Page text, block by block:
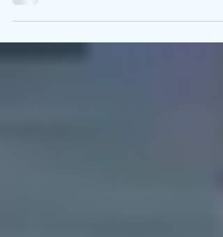
ਜਦ ਨਸਲਵਾਦ ਸਿਖਰਾਂ 'ਤੇ ਸੀ-